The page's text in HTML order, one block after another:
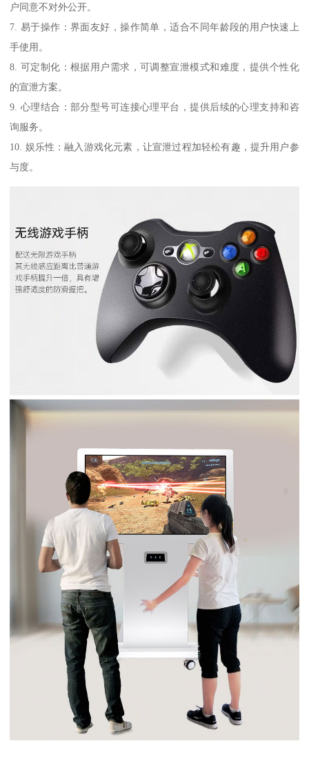
户同意不对外公开。
7. 易于操作：界面友好，操作简单，适合不同年龄段的用户快速上
手使用。
8. 可定制化：根据用户需求，可调整宣泄模式和难度，提供个性化
的宣泄方案。
9. 心理结合：部分型号可连接心理平台，提供后续的心理支持和咨
询服务。
10. 娱乐性：融入游戏化元素，让宣泄过程加轻松有趣，提升用户参
与度。